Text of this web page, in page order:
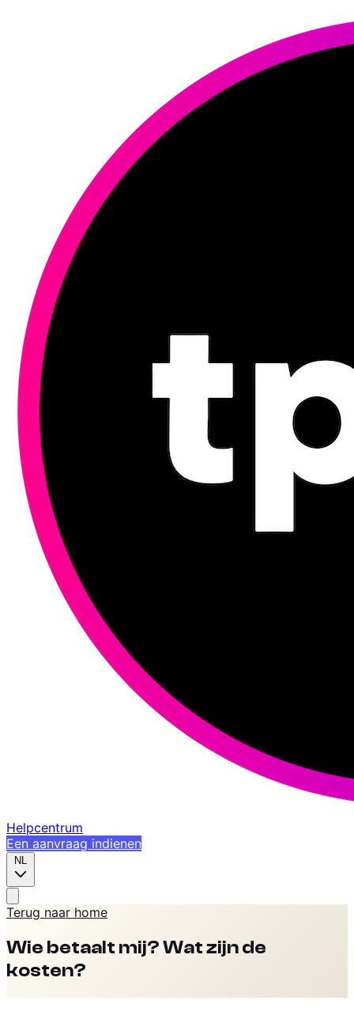
Helpcentrum
Een aanvraag indienen
NL
Terug naar home
Wie betaalt mij? Wat zijn de
kosten?